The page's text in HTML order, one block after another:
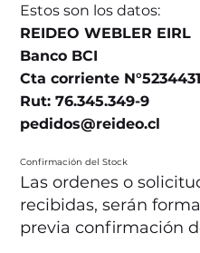
Estos son los datos:
REIDEO WEBLER EIRL
Banco BCI
Cta corriente
Rut: 76.345.349-9
pedidos@reideo.cl
Confirmación del Stock
Las ordenes o
recibidas, serán
previa confirmación